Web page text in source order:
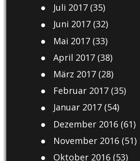
Juli 2017(35)
Juni 2017(32)
Mai 2017(33)
April 2017(38)
März 2017(28)
Februar 2017(35)
Januar 2017(54)
Dezember 2016(61)
November 2016(51)
Oktober 2016(53)